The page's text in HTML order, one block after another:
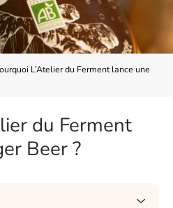
L’Atelier du Ferment lance une
du Ferment
Beer ?